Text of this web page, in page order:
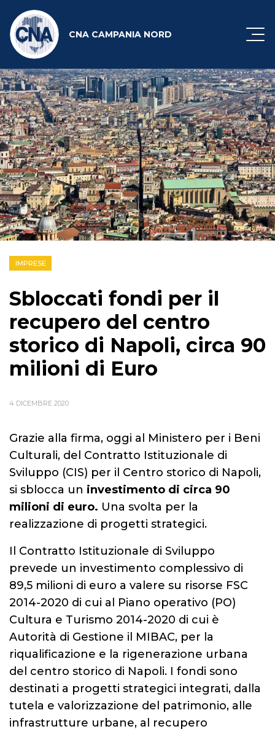
CNA CAMPANIA NORD
IMPRESE
Sbloccati fondi per il
recupero del centro
storico di Napoli, circa 90
milioni di Euro
4 DICEMBRE 2020
Grazie alla firma, oggi al Ministero per i Beni
Culturali, del Contratto Istituzionale di
Sviluppo (CIS) per il Centro storico di Napoli,
si sblocca un investimento di circa 90
milioni di euro. Una svolta per la
realizzazione di progetti strategici.
Il Contratto Istituzionale di Sviluppo
prevede un investimento complessivo di
89,5 milioni di euro a valere su risorse FSC
2014-2020 di cui al Piano operativo (PO)
Cultura e Turismo 2014-2020 di cui è
Autorità di Gestione il MIBAC, per la
riqualificazione e la rigenerazione urbana
del centro storico di Napoli. I fondi sono
destinati a progetti strategici integrati, dalla
tutela e valorizzazione del patrimonio, alle
infrastrutture urbane, al recupero